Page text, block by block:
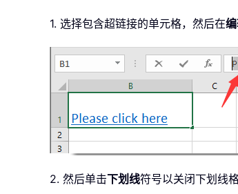
1. 选择包含超链接的单元格，然后在
2. 然后单击下划线符号以关闭下划线